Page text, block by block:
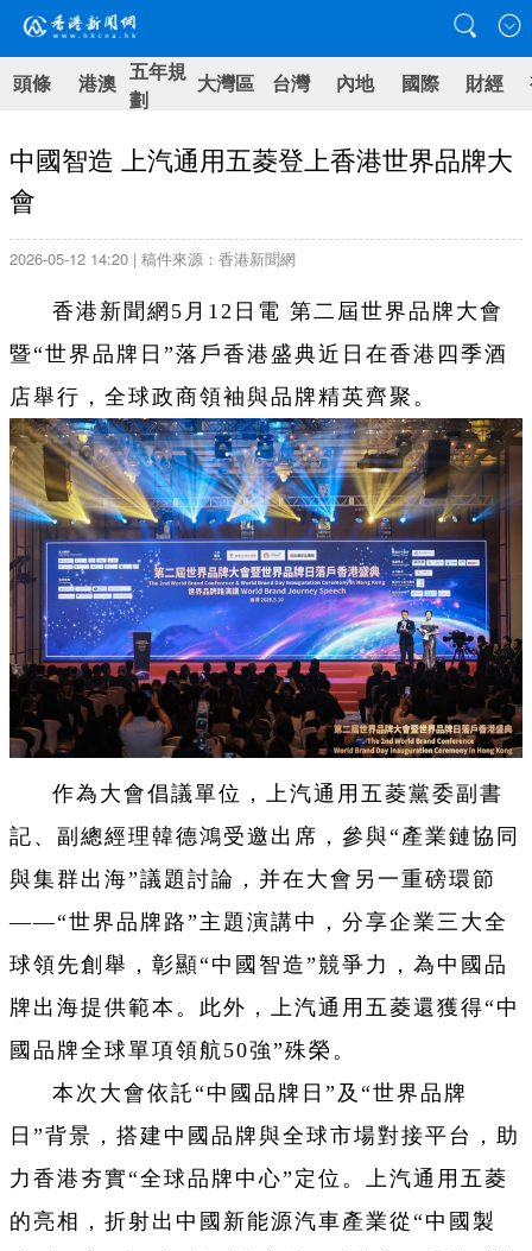
頭條 港澳 五年規
劃
大灣區 台灣 內地 國際 財經
中國智造 上汽通用五菱登上香港世界品牌大
會
2026-05-12 14:20 | 稿件來源：香港新聞網
香港新聞網5月12日電 第二屆世界品牌大會
暨“世界品牌日”落戶香港盛典近日在香港四季酒
店舉行，全球政商領袖與品牌精英齊聚。
作為大會倡議單位，上汽通用五菱黨委副書
記、副總經理韓德鴻受邀出席，參與“產業鏈協同
與集群出海”議題討論，并在大會另一重磅環節
——“世界品牌路”主題演講中，分享企業三大全
球領先創舉，彰顯“中國智造”競爭力，為中國品
牌出海提供範本。此外，上汽通用五菱還獲得“中
國品牌全球單項領航50強”殊榮。
本次大會依託“中國品牌日”及“世界品牌
日”背景，搭建中國品牌與全球市場對接平台，助
力香港夯實“全球品牌中心”定位。上汽通用五菱
的亮相，折射出中國新能源汽車產業從“中國製